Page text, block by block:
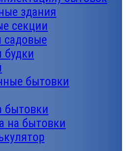
здания
секции
садовые
будки
бытовки
бытовки
на бытовки